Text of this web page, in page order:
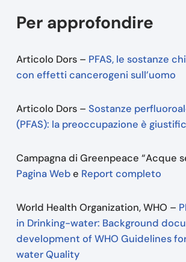
Per approfondire
Articolo Dors – PFAS, le sostanze
con effetti cancerogeni sull’uomo
Articolo Dors – Sostanze
(PFAS): la preoccupazione è
Campagna di Greenpeace “Acque
Pagina Webe Report completo
World Health Organization, WHO –
in Drinking-water: Background
development of WHO Guidelines
water Quality